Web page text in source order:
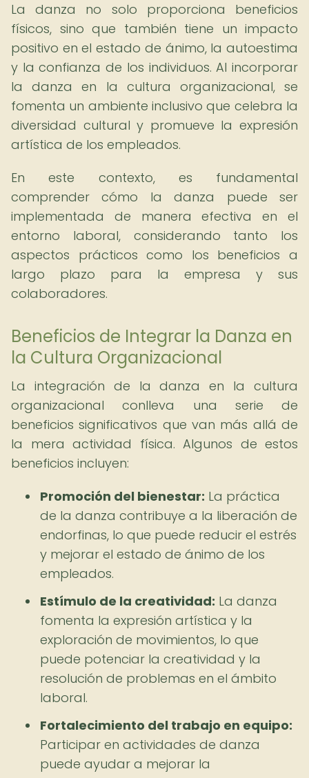
La danza no solo proporciona beneficios
físicos, sino que también tiene un impacto
positivo en el estado de ánimo, la autoestima
y la confianza de los individuos. Al incorporar
la danza en la cultura organizacional, se
fomenta un ambiente inclusivo que celebra la
diversidad cultural y promueve la expresión
artística de los empleados.
En este contexto, es fundamental
comprender cómo la danza puede ser
implementada de manera efectiva en el
entorno laboral, considerando tanto los
aspectos prácticos como los beneficios a
largo plazo para la empresa y sus
colaboradores.
Beneficios de Integrar la Danza en
la Cultura Organizacional
La integración de la danza en la cultura
organizacional conlleva una serie de
beneficios significativos que van más allá de
la mera actividad física. Algunos de estos
beneficios incluyen:
Promoción del bienestar: La práctica
de la danza contribuye a la liberación de
endorfinas, lo que puede reducir el estrés
y mejorar el estado de ánimo de los
empleados.
Estímulo de la creatividad: La danza
fomenta la expresión artística y la
exploración de movimientos, lo que
puede potenciar la creatividad y la
resolución de problemas en el ámbito
laboral.
Fortalecimiento del trabajo en equipo:
Participar en actividades de danza
puede ayudar a mejorar la